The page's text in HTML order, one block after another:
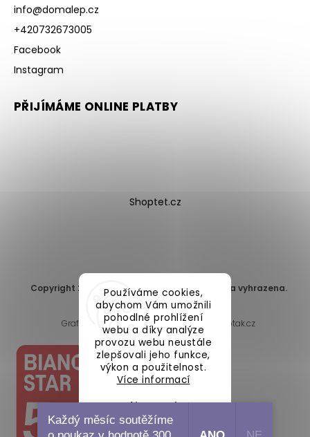
Používáme cookies,
abychom Vám umožnili
pohodlné prohlížení
webu a díky analýze
provozu webu neustále
zlepšovali jeho funkce,
výkon a použitelnost.
Více informací
Nastavení
info@domalep.cz
+420732673005
Facebook
Instagram
PŘIJÍMÁME ONLINE PLATBY
Shoptet.cz
Copyright 2026 DomaLEP s.r.o. . Všechna práva vyhrazena.
Upravit nastavení cookies
Grafický návrh vytvořil a nakódoval
Shoptak.cz
Každý měsíc soutěžíme